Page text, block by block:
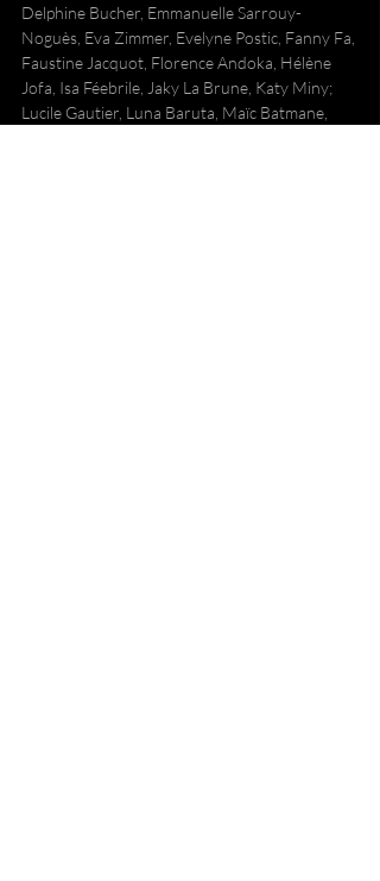
Delphine Bucher, Emmanuelle Sarrouy-
Noguès, Eva Zimmer, Evelyne Postic, Fanny Fa,
Faustine Jacquot, Florence Andoka, Hélène
Jofa, Isa Féebrile, Jaky La Brune, Katy Miny;
Lucile Gautier, Luna Baruta, Maïc Batmane,